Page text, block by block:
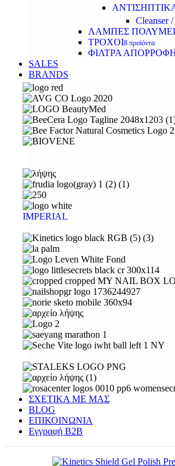
Cleanser
ΛΑΜΠΕΣ
ΤΡΟΧΟΙ8 προϊόντα
ΦΙΛΤΡΑ
SALES
BRANDS
IMPERIAL
ΣΧΕΤΙΚΑ ΜΕ ΜΑΣ
BLOG
ΕΠΙΚΟΙΝΩΝΙΑ
Εγγραφή Β2Β